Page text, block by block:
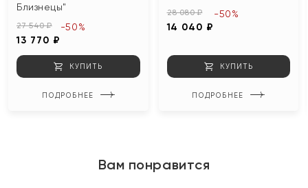
Близнецы"
27 540 ₽
13 770 ₽
-50%
КУПИТЬ
ПОДРОБНЕЕ
28 080 ₽
14 040 ₽
-50%
КУПИТЬ
ПОДРОБНЕЕ
Вам понравится